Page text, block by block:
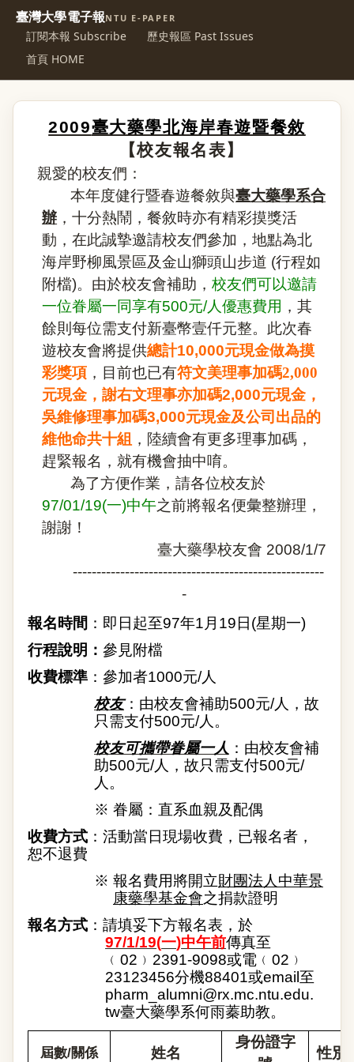
臺灣大學電子報NTU E-PAPER
訂閱本報 Subscribe
歷史報區 Past Issues
首頁 HOME
2009臺大藥學北海岸春遊暨餐敘
【校友報名表】
親愛的校友們：
本年度健行暨春遊餐敘與臺大藥學系合
辦 ，十分熱鬧，餐敘時亦有精彩摸獎活
動，在此誠摯邀請校友們參加，地點為北
海岸野柳風景區及金山獅頭山步道 (行程如
附檔)。由於校友會補助，校友們可以邀請
一位眷屬一同享有500元/人優惠費用 ，其
餘則每位需支付新臺幣壹仟元整。此次春
遊校友會將提供總計10,000元現金做為摸
彩獎項 ，目前也已有符文美理事加碼2,000
元現金，謝右文理事亦加碼2,000元現金，
吳維修理事加碼3,000元現金及公司出品的
維他命共十組 ，陸續會有更多理事加碼，
趕緊報名，就有機會抽中唷。
為了方便作業，請各位校友於
97/01/19(一)中午之前將報名便彙整辦理，
謝謝！
臺大藥學校友會 2008/1/7
-----------------------------------------------------
-
報名時間 ：即日起至97年1 月 19 日 (星期一)
行程說明： 參見附檔
收費標準 ：參加者1000元/人
校友：由校友會補助500元/人，故
只需支付500元/人。
校友可攜帶眷屬一人 ：由校友會補
助500元/人，故只需支付500元/
人。
※ 眷屬：直系血親及配偶
收費方式 ：活動當日現場收費，已報名者，
恕不退費
※ 報名費用將開立財團法人中華景
康藥學基金會之捐款證明
報名方式 ：請填妥下方報名表，於
97/1/19(一)中午前傳真至
﹙02 ﹚ 2391-9098或電﹙02 ﹚
23123456分機88401或email至
pharm_alumni@rx.mc.ntu.edu.
tw臺大藥學系何雨蓁助教。
屆數/關係 姓名
身份證字
性別